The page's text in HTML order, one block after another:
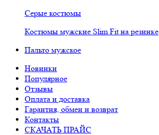
Серые костюмы
Костюмы мужские Slim Fit на резинке
Пальто мужское
Новинки
Популярное
Отзывы
Оплата и доставка
Гарантия, обмен и возврат
Контакты
СКАЧАТЬ ПРАЙС